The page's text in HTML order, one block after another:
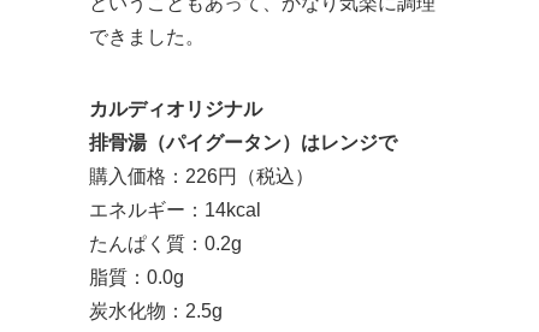
できました。
カルディオリジナル
排骨湯（パイグータン）はレンジで
購入価格：226円（税込）
エネルギー：14kcal
たんぱく質：0.2g
脂質：0.0g
炭水化物：2.5g